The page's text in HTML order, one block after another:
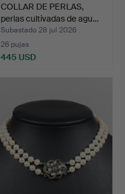
COLLAR DE PERLAS,
perlas cultivadas de agu…
Subastado 28 jul 2026
26 pujas
445 USD